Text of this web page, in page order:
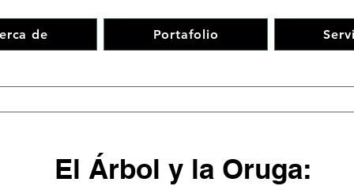
de Portafolio
El Árbol y la Oruga: